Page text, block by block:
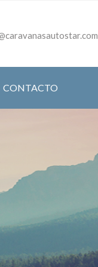
CONTACTO